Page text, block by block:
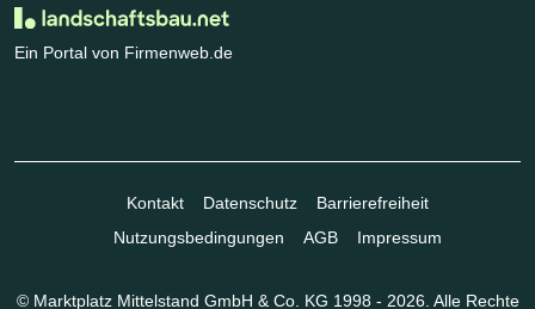
Ein Portal von Firmenweb.de
Kontakt Datenschutz
Barrierefreiheit
Nutzungsbedingungen
AGB Impressum
© Marktplatz Mittelstand GmbH & Co. KG 1998 - 2026. Alle Rechte